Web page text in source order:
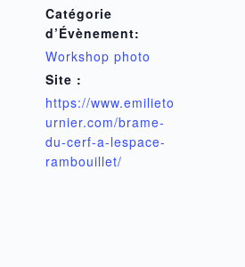
Catégorie
d’Évènement:
Workshop photo
Site :
https://www.emilieto
urnier.com/brame-
du-cerf-a-lespace-
rambouillet/